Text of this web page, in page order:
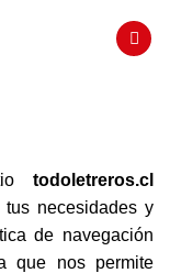
todoletreros.cl
necesidades y
de navegación
que nos permite